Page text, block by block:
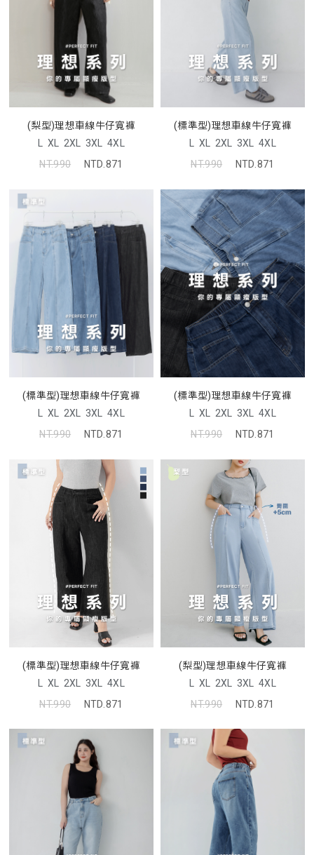
(梨型)理想車線牛仔寬褲
L XL 2XL 3XL 4XL
NT.990
NTD.871
(標準型)理想車線牛仔寬褲
L XL 2XL 3XL 4XL
NT.990
NTD.871
(標準型)理想車線牛仔寬褲
L XL 2XL 3XL 4XL
NT.990
NTD.871
(標準型)理想車線牛仔寬褲
L XL 2XL 3XL 4XL
NT.990
NTD.871
(標準型)理想車線牛仔寬褲
L XL 2XL 3XL 4XL
NT.990
NTD.871
(梨型)理想車線牛仔寬褲
L XL 2XL 3XL 4XL
NT.990
NTD.871